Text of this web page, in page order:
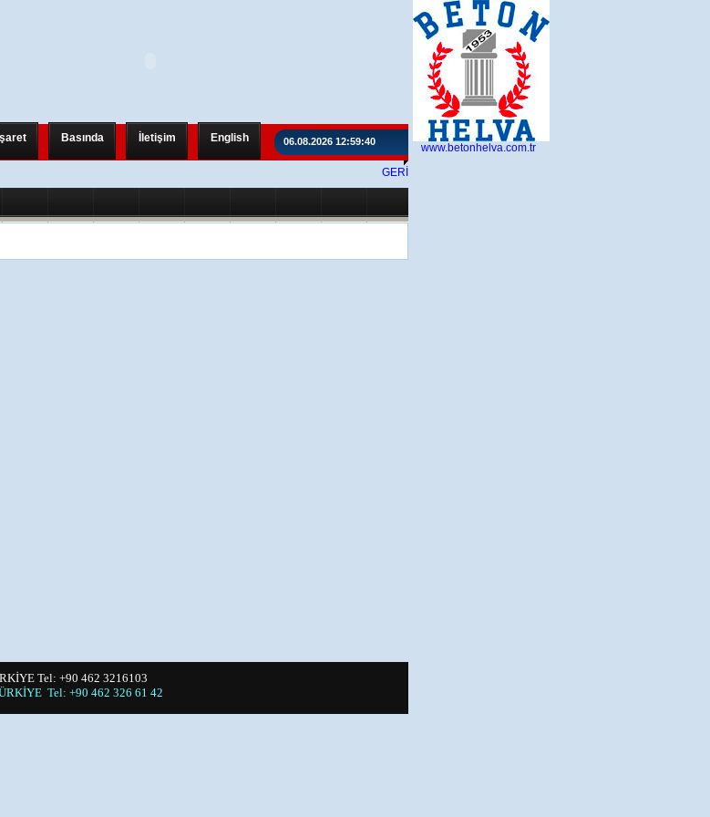
Basında İletişim English 06.08.2026 12:59:40
GERİ
Tel: +90 462 3216103
Tel: +90 462 326 61 42
www.betonhelva.com.tr